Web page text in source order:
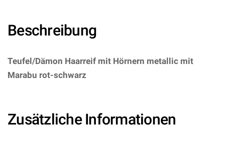
Beschreibung
Teufel/Dämon Haarreif mit Hörnern metallic mit
Marabu rot-schwarz
Zusätzliche Informationen